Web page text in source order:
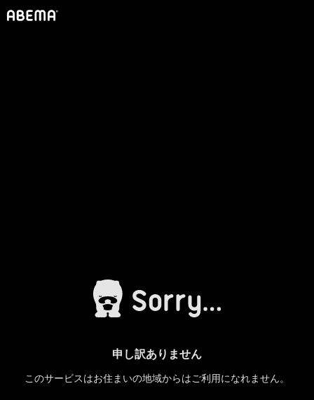
申し訳ありません
このサービスはお住まいの地域からはご利用になれません。